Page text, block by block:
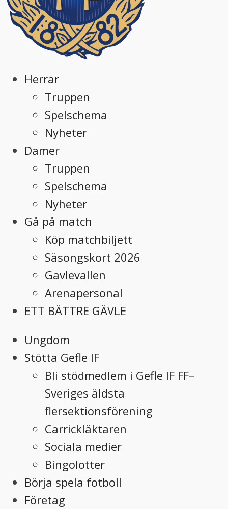
Herrar
Truppen
Spelschema
Nyheter
Damer
Truppen
Spelschema
Nyheter
Gå på match
Köp matchbiljett
Säsongskort 2026
Gavlevallen
Arenapersonal
ETT BÄTTRE GÄVLE
Ungdom
Stötta Gefle IF
Bli stödmedlem i Gefle IF FF–
Sveriges äldsta
flersektionsförening
Carrickläktaren
Sociala medier
Bingolotter
Börja spela fotboll
Företag